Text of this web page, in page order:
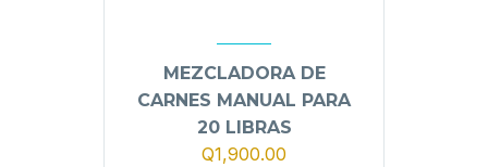
MEZCLADORA DE
CARNES MANUAL PARA
20 LIBRAS
Q1,900.00